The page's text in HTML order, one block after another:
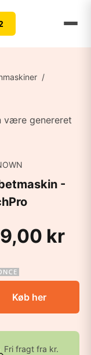
/
være genereret
-
kr
Køb her
Fri fragt fra kr.